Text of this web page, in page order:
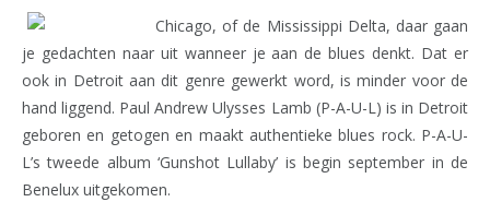
Chicago, of de Mississippi Delta, daar gaan
je gedachten naar uit wanneer je aan de blues denkt. Dat er
ook in Detroit aan dit genre gewerkt word, is minder voor de
hand liggend. Paul Andrew Ulysses Lamb (P-A-U-L) is in Detroit
geboren en getogen en maakt authentieke blues rock. P-A-U-
L’s tweede album ‘Gunshot Lullaby’ is begin september in de
Benelux uitgekomen.